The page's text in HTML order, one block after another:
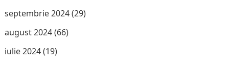
septembrie 2024(29)
august 2024(66)
iulie 2024(19)